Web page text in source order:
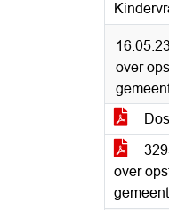
over
over